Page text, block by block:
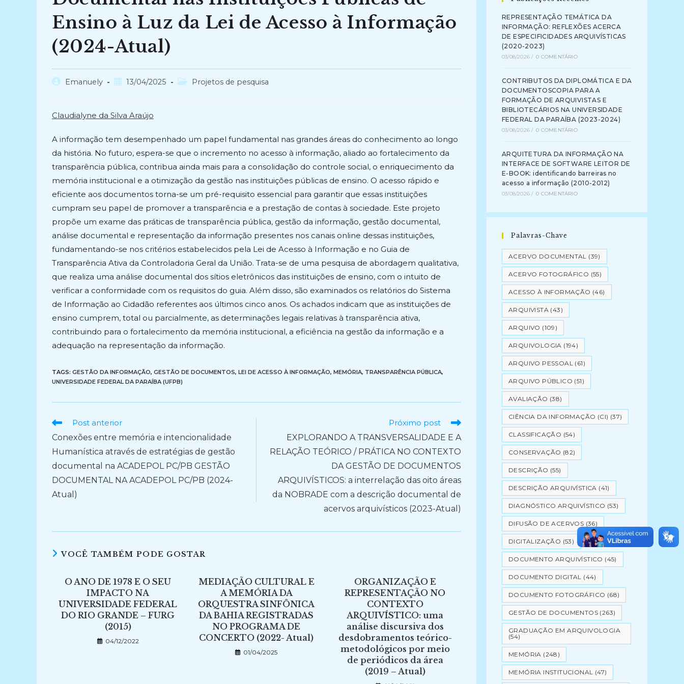
Ensino à Luz da Lei de Acesso à Informação
(2024-Atual)
AutorEmanuely
Post13/04/2025
Categoria
Projetos de pesquisa
Claudialyne da Silva Araújo
A informação tem desempenhado um papel fundamental nas grandes áreas do conhecimento ao longo
da história. No futuro, espera-se que o incremento no acesso à informação, aliado ao fortalecimento da
transparência pública, contribua ainda mais para a consolidação do controle social, o enriquecimento da
memória institucional e a otimização da gestão nas instituições públicas de ensino. O acesso rápido e
eficiente aos documentos torna-se um pré-requisito essencial para garantir que essas instituições
cumpram seu papel de promover a transparência e a prestação de contas à sociedade. Este projeto
propõe um exame das práticas de transparência pública, gestão da informação, gestão documental,
análise documental e representação da informação presentes nos canais online dessas instituições,
fundamentando-se nos critérios estabelecidos pela Lei de Acesso à Informação e no Guia de
Transparência Ativa da Controladoria Geral da União. Trata-se de uma pesquisa de abordagem qualitativa,
que realiza uma análise documental dos sítios eletrônicos das instituições de ensino, com o intuito de
verificar a conformidade com os requisitos do guia. Além disso, são examinados os relatórios do Sistema
de Informação ao Cidadão referentes aos últimos cinco anos. Os achados indicam que as instituições de
ensino cumprem, total ou parcialmente, as determinações legais relativas à transparência ativa,
contribuindo para o fortalecimento da memória institucional, a eficiência na gestão da informação e a
adequação na representação da informação.
TAGS: GESTÃO DA INFORMAÇÃO, GESTÃO DE DOCUMENTOS, LEI DE ACESSO À INFORMAÇÃO, MEMÓRIA, TRANSPARÊNCIA PÚBLICA,
UNIVERSIDADE FEDERAL DA PARAÍBA (UFPB)
Ler
artigos
Post anterior
Conexões entre memória e intencionalidade
Humanística através de estratégias de gestão
documental na ACADEPOL PC/PB GESTÃO
DOCUMENTAL NA ACADEPOL PC/PB (2024-
Atual)
Próximo post
EXPLORANDO A TRANSVERSALIDADE E A
RELAÇÃO TEÓRICO / PRÁTICA NO CONTEXTO
DA GESTÃO DE DOCUMENTOS
ARQUIVÍSTICOS: a interrelação das oito áreas
da NOBRADE com a descrição documental de
acervos arquivísticos (2023-Atual)
VOCÊ TAMBÉM PODE GOSTAR
O ANO DE 1978 E O SEU
IMPACTO NA
UNIVERSIDADE FEDERAL
DO RIO GRANDE – FURG
(2015)
04/12/2022
MEDIAÇÃO CULTURAL E
A MEMÓRIA DA
ORQUESTRA SINFÔNICA
DA BAHIA REGISTRADAS
NO PROGRAMA DE
CONCERTO (2022- Atual)
01/04/2025
ORGANIZAÇÃO E
REPRESENTAÇÃO NO
CONTEXTO
ARQUIVÍSTICO: uma
análise discursiva dos
desdobramentos teórico-
metodológicos por meio
de periódicos da área
(2019 – Atual)
REPRESENTAÇÃO TEMÁTICA DA
INFORMAÇÃO: REFLEXÕES ACERCA
DE ESPECIFICIDADES ARQUIVÍSTICAS
(2020-2023)
03/08/2026 / 0 COMENTÁRIO
CONTRIBUTOS DA DIPLOMÁTICA E DA
DOCUMENTOSCOPIA PARA A
FORMAÇÃO DE ARQUIVISTAS E
BIBLIOTECÁRIOS NA UNIVERSIDADE
FEDERAL DA PARAÍBA (2023-2024)
03/08/2026 / 0 COMENTÁRIO
ARQUITETURA DA INFORMAÇÃO NA
INTERFACE DE SOFTWARE LEITOR DE
E-BOOK: identificando barreiras no
acesso a informação (2010-2012)
03/08/2026 / 0 COMENTÁRIO
Palavras-Chave
ACERVO DOCUMENTAL (39)
ACERVO FOTOGRÁFICO (55)
ACESSO À INFORMAÇÃO (46)
ARQUIVISTA (43)
ARQUIVO (109)
ARQUIVOLOGIA (194)
ARQUIVO PESSOAL (61)
ARQUIVO PÚBLICO (51)
AVALIAÇÃO (38)
CIÊNCIA DA INFORMAÇÃO (CI) (37)
CLASSIFICAÇÃO (54)
CONSERVAÇÃO (82)
DESCRIÇÃO (55)
DESCRIÇÃO ARQUIVÍSTICA (41)
DIAGNÓSTICO ARQUIVÍSTICO (53)
DIFUSÃO DE ACERVOS (36)
DIGITALIZAÇÃO (53)
DOCUMENTO ARQUIVÍSTICO (45)
DOCUMENTO DIGITAL (44)
DOCUMENTO FOTOGRÁFICO (68)
GESTÃO DE DOCUMENTOS (263)
GRADUAÇÃO EM ARQUIVOLOGIA
(54)
MEMÓRIA (248)
MEMÓRIA INSTITUCIONAL (47)